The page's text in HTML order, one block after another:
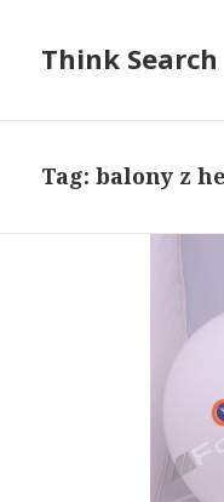
Think Search
Tag: balony z